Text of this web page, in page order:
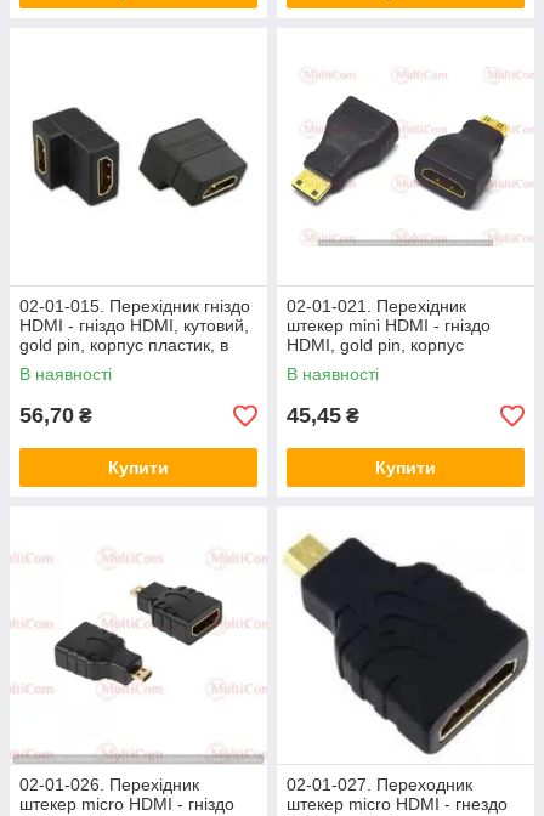
02-01-015. Перехідник гніздо
HDMI - гніздо HDMI, кутовий,
gold pin, корпус пластик, в
блістері
В наявності
56,70 ₴
Купити
02-01-021. Перехідник
штекер mini HDMI - гніздо
HDMI, gold pin, корпус
пластик
В наявності
45,45 ₴
Купити
02-01-026. Перехідник
штекер micro HDMI - гніздо
02-01-027. Переходник
штекер micro HDMI - гнездо